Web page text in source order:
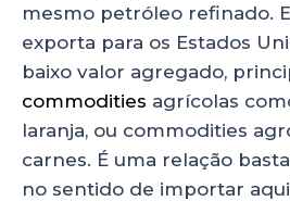
mesmo petróleo refinado.
exporta para os Estados
baixo valor agregado,
commodities agrícolas
laranja, ou commodities
carnes. É uma relação
no sentido de importar